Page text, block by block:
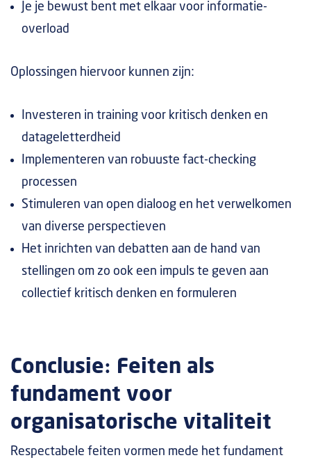
Je je bewust bent met elkaar voor informatie-
overload
Oplossingen hiervoor kunnen zijn:
Investeren in training voor kritisch denken en
datageletterdheid
Implementeren van robuuste fact-checking
processen
Stimuleren van open dialoog en het verwelkomen
van diverse perspectieven
Het inrichten van debatten aan de hand van
stellingen om zo ook een impuls te geven aan
collectief kritisch denken en formuleren
Conclusie: Feiten als
fundament voor
organisatorische vitaliteit
Respectabele feiten vormen mede het fundament